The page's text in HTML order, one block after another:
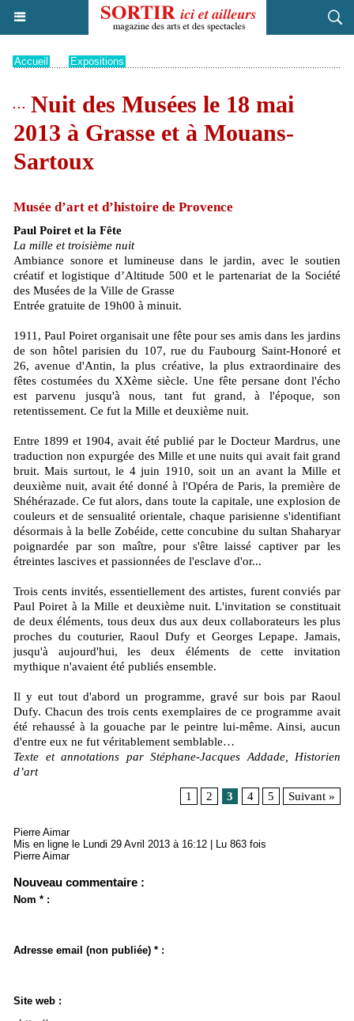
Accueil Expositions
Nuit des Musées le 18 mai
2013 à Grasse et à Mouans-
Sartoux
Musée d’art et d’histoire de Provence
Paul Poiret et la Fête
La mille et troisième nuit
Ambiance sonore et lumineuse dans le jardin, avec le soutien
créatif et logistique d’Altitude 500 et le partenariat de la Société
des Musées de la Ville de Grasse
Entrée gratuite de 19h00 à minuit.
1911, Paul Poiret organisait une fête pour ses amis dans les jardins
de son hôtel parisien du 107, rue du Faubourg Saint-Honoré et
26, avenue d'Antin, la plus créative, la plus extraordinaire des
fêtes costumées du XXème siècle. Une fête persane dont l'écho
est parvenu jusqu'à nous, tant fut grand, à l'époque, son
retentissement. Ce fut la Mille et deuxième nuit.
Entre 1899 et 1904, avait été publié par le Docteur Mardrus, une
traduction non expurgée des Mille et une nuits qui avait fait grand
bruit. Mais surtout, le 4 juin 1910, soit un an avant la Mille et
deuxième nuit, avait été donné à l'Opéra de Paris, la première de
Shéhérazade. Ce fut alors, dans toute la capitale, une explosion de
couleurs et de sensualité orientale, chaque parisienne s'identifiant
désormais à la belle Zobéide, cette concubine du sultan Shaharyar
poignardée par son maître, pour s'être laissé captiver par les
étreintes lascives et passionnées de l'esclave d'or...
Trois cents invités, essentiellement des artistes, furent conviés par
Paul Poiret à la Mille et deuxième nuit. L'invitation se constituait
de deux éléments, tous deux dus aux deux collaborateurs les plus
proches du couturier, Raoul Dufy et Georges Lepape. Jamais,
jusqu'à aujourd'hui, les deux éléments de cette invitation
mythique n'avaient été publiés ensemble.
Il y eut tout d'abord un programme, gravé sur bois par Raoul
Dufy. Chacun des trois cents exemplaires de ce programme avait
été rehaussé à la gouache par le peintre lui-même. Ainsi, aucun
d'entre eux ne fut véritablement semblable…
Texte et annotations par Stéphane-Jacques Addade, Historien
d’art
1
2 3 4 5 Suivant »
Pierre Aimar
Mis en ligne le Lundi 29 Avril 2013 à 16:12 | Lu 863 fois
Pierre Aimar
Nouveau commentaire :
Nom * :
Adresse email (non publiée) * :
Site web :